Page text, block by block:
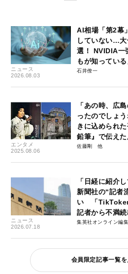
ニュース
2026.08.03
AI相場「第2幕
していない…大
選！ NVIDIA一
もが知ってい
石井僚一
エンタメ
2025.08.06
「あの時、広
ったのでしょ
きに込められ
鉛筆』で伝え
佐藤剛
ニュース
2026.07.18
「日経に紹介
新聞社の“記者
い 「TikToker
記者から不満続
集英社オンライン編
会員限定記事一覧を